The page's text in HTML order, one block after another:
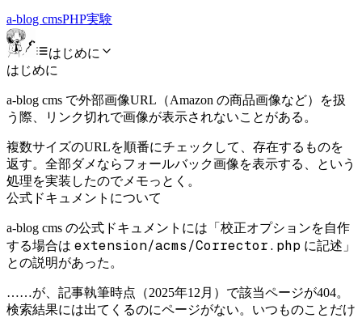
a-blog cmsPHP実験
はじめに
はじめに
a-blog cms で外部画像URL（Amazon の商品画像など）を扱
う際、リンク切れで画像が表示されないことがある。
複数サイズのURLを順番にチェックして、存在するものを
返す。全部ダメならフォールバック画像を表示する、という
処理を実装したのでメモっとく。
公式ドキュメントについて
a-blog cms の公式ドキュメントには「校正オプションを自作
する場合は extension/acms/Corrector.php に記述」
との説明があった。
……が、記事執筆時点（2025年12月）で該当ページが404。
検索結果には出てくるのにページがない。いつものことだけ